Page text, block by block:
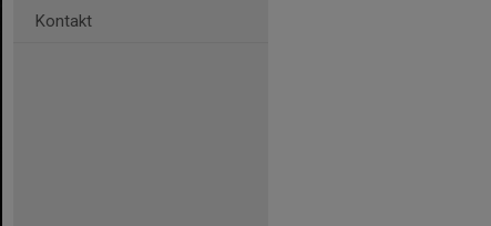
Kontakt